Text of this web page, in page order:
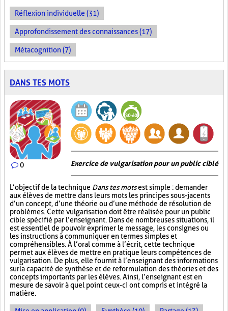
Réflexion individuelle (31)
Approfondissement des connaissances (17)
Métacognition (7)
DANS TES MOTS
0 Exercice de vulgarisation pour un public ciblé
L’objectif de la technique Dans tes motsest simple : demander
aux élèves de mettre dans leurs mots les principes sous-jacents
d’un concept, d’une théorie ou d’une méthode de résolution de
problèmes. Cette vulgarisation doit être réalisée pour un public
cible spécifié par l’enseignant. Dans de nombreuses situations, il
est essentiel de pouvoir exprimer le message, les consignes ou
les instructions à communiquer en termes simples et
compréhensibles. À l’oral comme à l’écrit, cette technique
permet aux élèves de mettre en pratique leurs compétences de
vulgarisation. De plus, elle fournit à l’enseignant des informations
sur la capacité de synthèse et de reformulation des théories et des
concepts importants par les élèves. Ainsi, l’enseignant est en
mesure de savoir à quel point ceux-ci ont compris et intégré la
matière.